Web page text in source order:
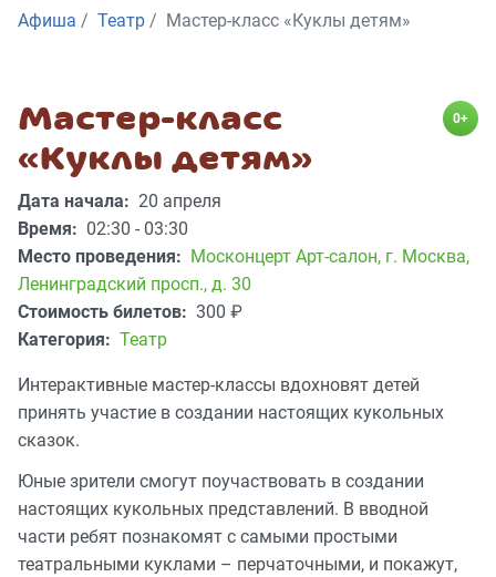
Афиша Театр Мастер-класс «Куклы детям»
Мастер-класс
«Куклы детям»
0+
Дата начала: 20 апреля
Время: 02:30 - 03:30
Место проведения: Москонцерт Арт-салон, г. Москва,
Ленинградский просп., д. 30
Стоимость билетов: 300 ₽
Категория: Театр
Интерактивные мастер-классы вдохновят детей
принять участие в создании настоящих кукольных
сказок.
Юные зрители смогут поучаствовать в создании
настоящих кукольных представлений. В вводной
части ребят познакомят с самыми простыми
театральными куклами – перчаточными, и покажут,